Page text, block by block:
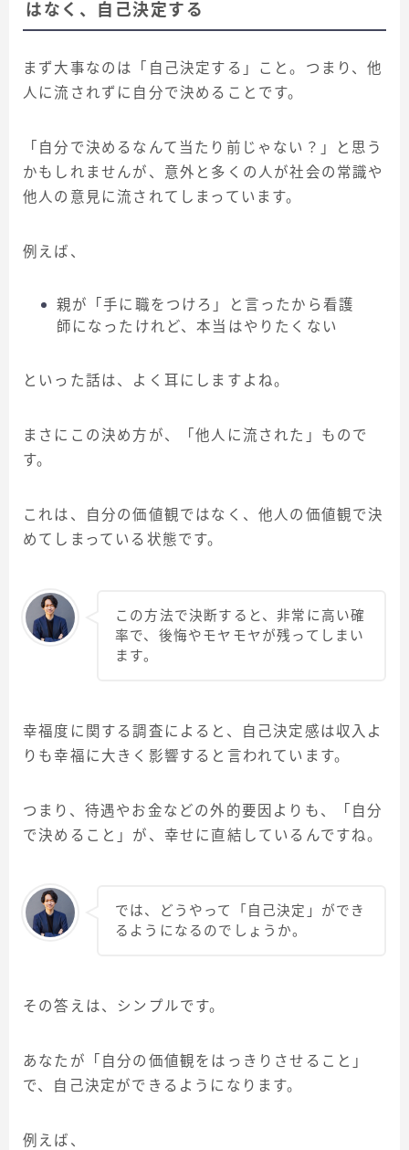
はなく、自己決定する
まず大事なのは「自己決定する」こと。つまり、他
人に流されずに自分で決めることです。
「自分で決めるなんて当たり前じゃない？」と思う
かもしれませんが、意外と多くの人が社会の常識や
他人の意見に流されてしまっています。
例えば、
親が「手に職をつけろ」と言ったから看護
師になったけれど、本当はやりたくない
といった話は、よく耳にしますよね。
まさにこの決め方が、「他人に流された」もので
す。
これは、自分の価値観ではなく、他人の価値観で決
めてしまっている状態です。
この方法で決断すると、非常に高い確
率で、後悔やモヤモヤが残ってしまい
ます。
幸福度に関する調査によると、自己決定感は収入よ
りも幸福に大きく影響すると言われています。
つまり、待遇やお金などの外的要因よりも、「自分
で決めること」が、幸せに直結しているんですね。
では、どうやって「自己決定」ができ
るようになるのでしょうか。
その答えは、シンプルです。
あなたが「自分の価値観をはっきりさせること」
で、自己決定ができるようになります。
例えば、